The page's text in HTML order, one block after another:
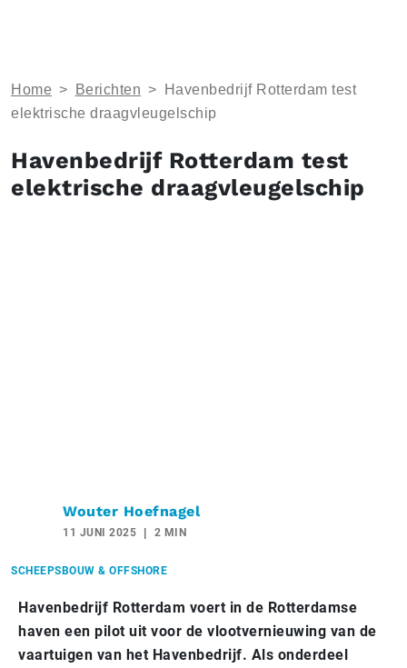
Home > Berichten >
Havenbedrijf Rotterdam test
elektrische draagvleugelschip
Havenbedrijf Rotterdam test
elektrische draagvleugelschip
Wouter Hoefnagel
11 JUNI 2025 2 MIN
SCHEEPSBOUW & OFFSHORE
Havenbedrijf Rotterdam voert in de Rotterdamse
haven een pilot uit voor de vlootvernieuwing van de
vaartuigen van het Havenbedrijf. Als onderdeel